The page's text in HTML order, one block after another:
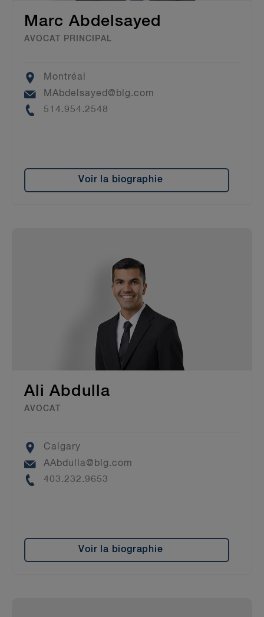
Marc Abdelsayed
AVOCAT PRINCIPAL
Location
Montréal
Email
MAbdelsayed@blg.com
Phone
514.954.2548
Voir la biographie
Ali Abdulla
AVOCAT
Location
Calgary
Email
AAbdulla@blg.com
Phone
403.232.9653
Voir la biographie